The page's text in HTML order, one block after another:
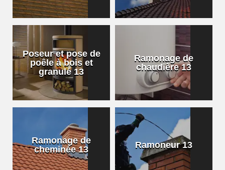
Poseur et pose de
poêle à bois et
granulé 13
Ramonage de
chaudière 13
Ramonage de
cheminée 13
Ramoneur 13